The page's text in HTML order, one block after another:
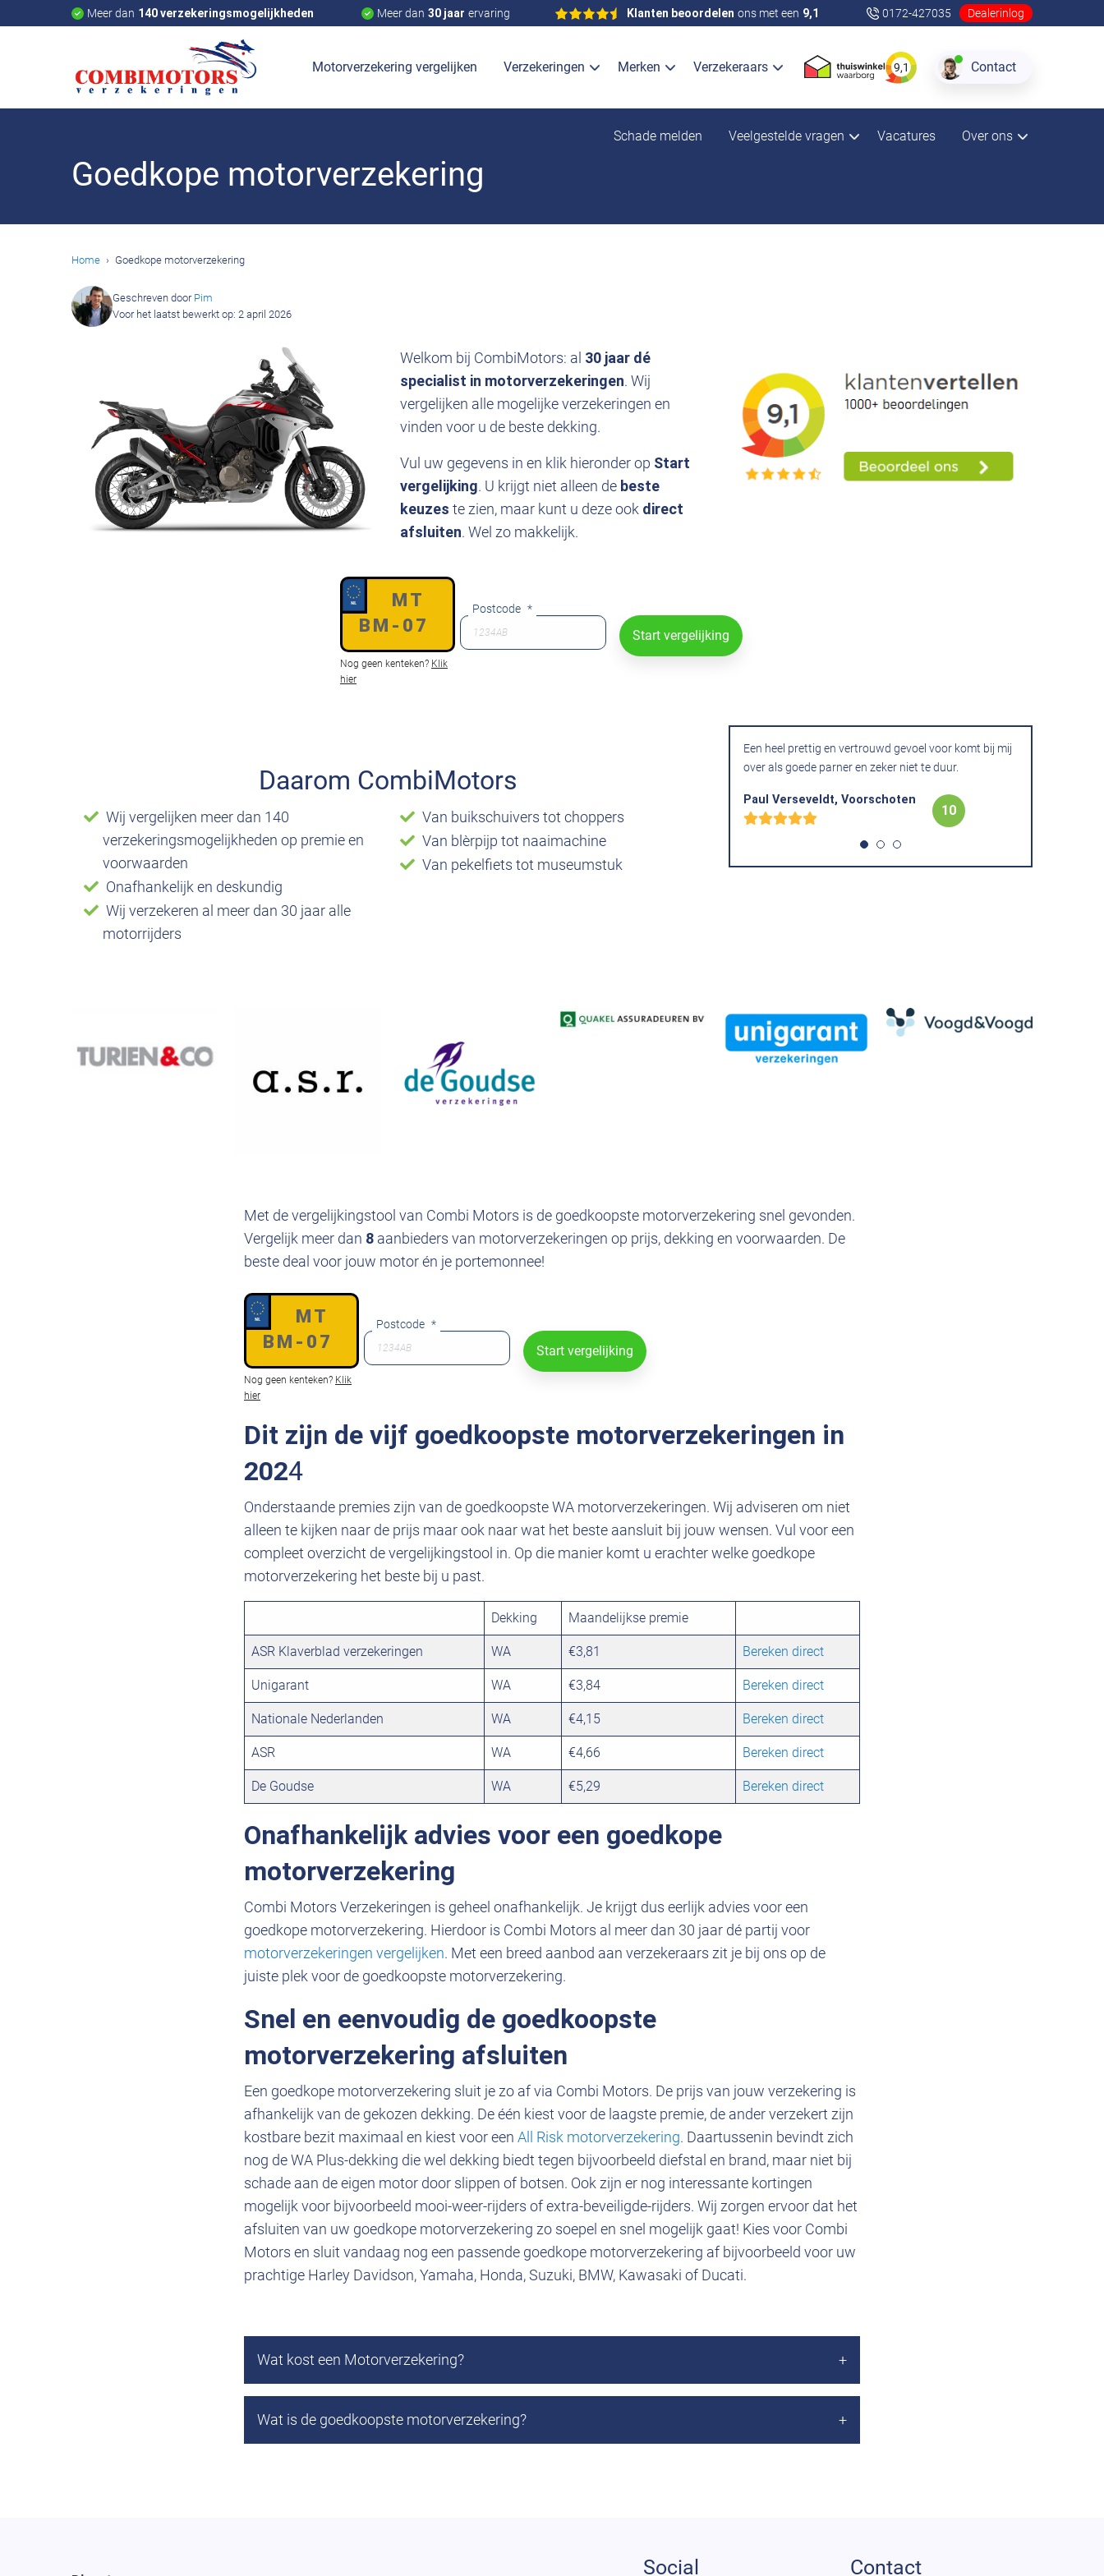
Meer dan 140 verzekeringsmogelijkheden Meer dan 30 jaar ervaring Klanten beoordelen ons met een 9,1 0172-427035 Dealerinlog
Motorverzekering vergelijken Verzekeringen Merken Verzekeraars 9,1 Contact
Schade melden Veelgestelde vragen Vacatures Over ons
Goedkope motorverzekering
Home Goedkope motorverzekering
Geschreven door Pim
Voor het laatst bewerkt op: 2 april 2026
Welkom bij CombiMotors: al 30 jaar dé
specialist in motorverzekeringen. Wij
vergelijken alle mogelijke verzekeringen en
vinden voor u de beste dekking.
Vul uw gegevens in en klik hieronder op Start
vergelijking. U krijgt niet alleen de beste
keuzes te zien, maar kunt u deze ook direct
afsluiten. Wel zo makkelijk.
Kenteken *
Nog geen kenteken? Klik
hier
Postcode *
Daarom CombiMotors
Wij vergelijken meer dan 140
verzekeringsmogelijkheden op premie en
voorwaarden
Onafhankelijk en deskundig
Wij verzekeren al meer dan 30 jaar alle
motorrijders
Van buikschuivers tot choppers
Van blèrpijp tot naaimachine
Van pekelfiets tot museumstuk
reactie, zeer klantvriendelijk en behulpzaam.
10
Een heel prettig en vertrouwd gevoel voor komt bij mij
over als goede parner en zeker niet te duur.
Paul Verseveldt, Voorschoten
10
Met de vergelijkingstool van Combi Motors is de goedkoopste motorverzekering snel gevonden.
Vergelijk meer dan 8 aanbieders van motorverzekeringen op prijs, dekking en voorwaarden. De
beste deal voor jouw motor én je portemonnee!
Kenteken *
Nog geen kenteken? Klik
hier
Postcode *
Dit zijn de vijf goedkoopste motorverzekeringen in
2024
Onderstaande premies zijn van de goedkoopste WA motorverzekeringen. Wij adviseren om niet
alleen te kijken naar de prijs maar ook naar wat het beste aansluit bij jouw wensen. Vul voor een
compleet overzicht de vergelijkingstool in. Op die manier komt u erachter welke goedkope
motorverzekering het beste bij u past.
Dekking Maandelijkse premie
ASR Klaverblad verzekeringen WA €3,81 Bereken direct
Unigarant WA €3,84 Bereken direct
Nationale Nederlanden WA €4,15 Bereken direct
ASR WA €4,66 Bereken direct
De Goudse WA €5,29 Bereken direct
Onafhankelijk advies voor een goedkope
motorverzekering
Combi Motors Verzekeringen is geheel onafhankelijk. Je krijgt dus eerlijk advies voor een
goedkope motorverzekering. Hierdoor is Combi Motors al meer dan 30 jaar dé partij voor
motorverzekeringen vergelijken. Met een breed aanbod aan verzekeraars zit je bij ons op de
juiste plek voor de goedkoopste motorverzekering.
Snel en eenvoudig de goedkoopste
motorverzekering afsluiten
Een goedkope motorverzekering sluit je zo af via Combi Motors. De prijs van jouw verzekering is
afhankelijk van de gekozen dekking. De één kiest voor de laagste premie, de ander verzekert zijn
kostbare bezit maximaal en kiest voor een All Risk motorverzekering. Daartussenin bevindt zich
nog de WA Plus-dekking die wel dekking biedt tegen bijvoorbeeld diefstal en brand, maar niet bij
schade aan de eigen motor door slippen of botsen. Ook zijn er nog interessante kortingen
mogelijk voor bijvoorbeeld mooi-weer-rijders of extra-beveiligde-rijders. Wij zorgen ervoor dat het
afsluiten van uw goedkope motorverzekering zo soepel en snel mogelijk gaat! Kies voor Combi
Motors en sluit vandaag nog een passende goedkope motorverzekering af bijvoorbeeld voor uw
prachtige Harley Davidson, Yamaha, Honda, Suzuki, BMW, Kawasaki of Ducati.
Wat kost een Motorverzekering?
Wat is de goedkoopste motorverzekering?
Social Contact